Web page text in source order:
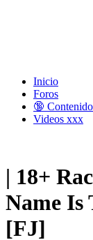
Inicio
Foros
🔞
Videos xxx
| 18+
Name Is
[FJ]